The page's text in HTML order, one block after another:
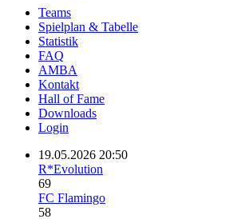
Teams
Spielplan & Tabelle
Statistik
FAQ
AMBA
Kontakt
Hall of Fame
Downloads
Login
19.05.2026 20:50
R*Evolution
69
FC Flamingo
58